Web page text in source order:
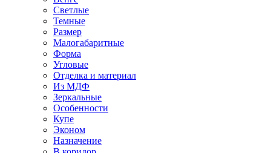
Светлые
Темные
Размер
Малогабаритные
Форма
Угловые
Отделка и материал
Из МДФ
Зеркальные
Особенности
Купе
Эконом
Назначение